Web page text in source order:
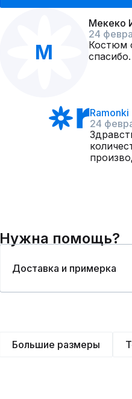
М
Мекеко
24
Костюм
спасибо.
Ramonki
24
Нужна помощь?
Доставка и примерка
Большие размеры